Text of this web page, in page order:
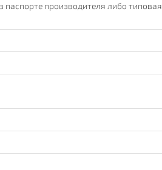
производителя либо типовая